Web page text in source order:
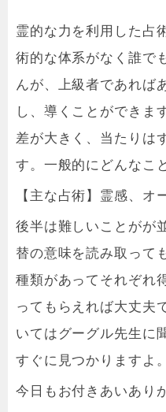
霊的な力を利用した占
術的な体系がなく誰で
んが、上級者であれば
し、導くことができま
差が大きく、当たりは
す。一般的にどんなこ
【主な占術】霊感、オ
後半は難しいことがが
替の意味を読み取って
種類があってそれぞれ
ってもらえれば大丈夫
いてはグーグル先生に
すぐに見つかりますよ。
今日もお付きあいあり